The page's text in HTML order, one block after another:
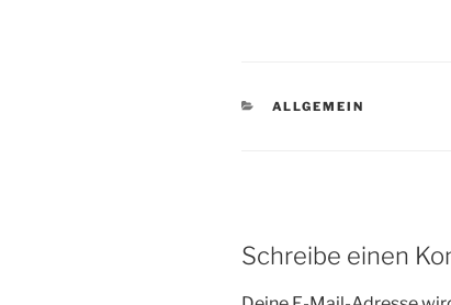
KATEGORIEN
ALLGEMEIN
Schreibe einen